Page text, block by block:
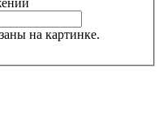
на картинке.